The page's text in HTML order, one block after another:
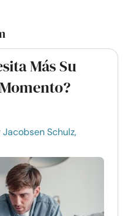
Más Su
Schulz,